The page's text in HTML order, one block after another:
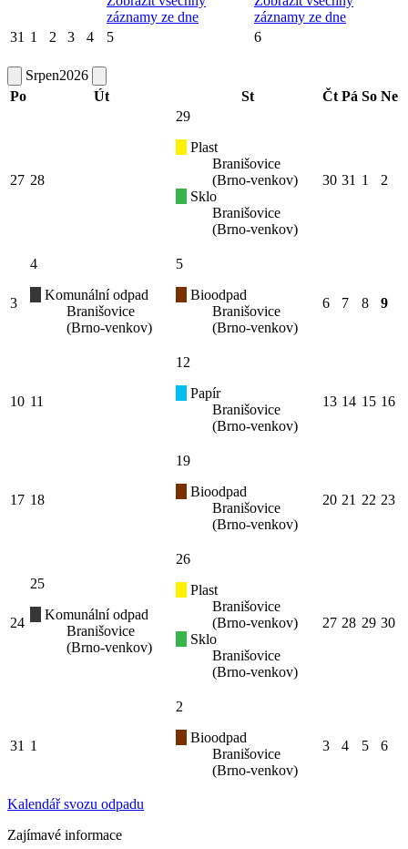
záznamy ze dne
záznamy ze dne
31 1 2 3 4 5 6
Srpen2026
Po
Út St Čt Pá So Ne
27 28
29
Plast
Branišovice
(Brno-venkov)
Sklo
Branišovice
(Brno-venkov)
30 31 1 2
3
4
Komunální odpad
Branišovice
(Brno-venkov)
5
Bioodpad
Branišovice
(Brno-venkov)
6 7 8 9
10 11
12
Papír
Branišovice
(Brno-venkov)
13 14 15 16
17 18
19
Bioodpad
Branišovice
(Brno-venkov)
20 21 22 23
24
25
Komunální odpad
Branišovice
(Brno-venkov)
26
Plast
Branišovice
(Brno-venkov)
Sklo
Branišovice
(Brno-venkov)
27 28 29 30
31 1
2
Bioodpad
Branišovice
(Brno-venkov)
3 4 5 6
Kalendář svozu odpadu
Zajímavé informace